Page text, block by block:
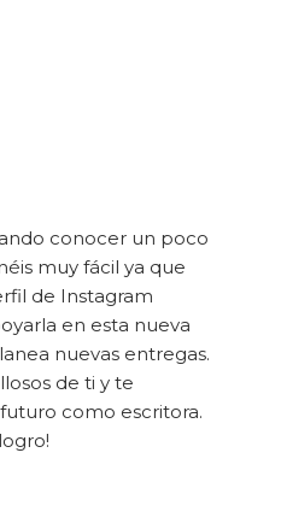
conocer un poco
muy fácil ya que
de Instagram
en esta nueva
nuevas entregas.
de ti y te
como escritora.